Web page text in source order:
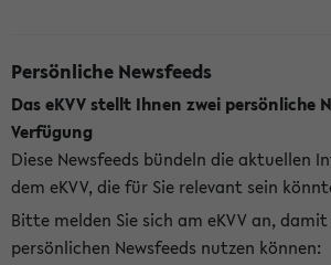
Persönliche Newsfeeds
Das eKVV stellt Ihnen zwei persönliche
Verfügung
Diese Newsfeeds bündeln die aktuellen
dem eKVV, die für Sie relevant sein
Bitte melden Sie sich am eKVV an, damit
persönlichen Newsfeeds nutzen können: